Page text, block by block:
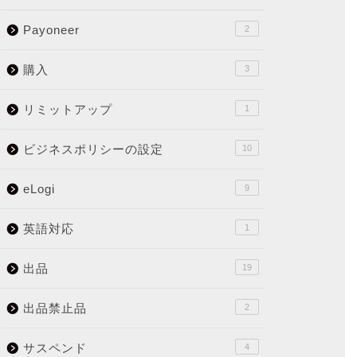
Payoneer 2
購入 3
リミットアップ 1
ビジネスポリシーの設定 10
eLogi 9
英語対応 1
出品 19
出品禁止品 2
サスペンド 4